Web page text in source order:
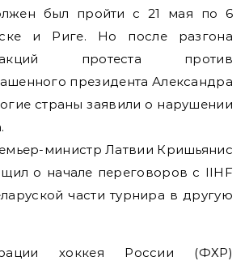
был пройти с 21 мая по 6
и Риге. Но после разгона
протеста против
президента Александра
страны заявили о нарушении
министр Латвии Кришьянис
о начале переговоров с IIHF
части турнира в другую
хоккея России (ФХР)